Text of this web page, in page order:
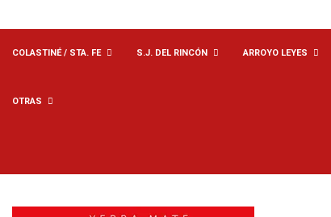
COLASTINÉ / STA. FE S.J. DEL RINCÓN ARROYO LEYES
OTRAS